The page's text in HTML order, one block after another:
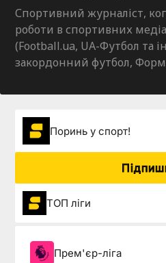
Спортивний журналіст,
роботи в спортивних
(Football.ua, UA-Футбол та
закордонний футбол,
Поринь у спорт!
ТОП ліги
Прем'єр-ліга